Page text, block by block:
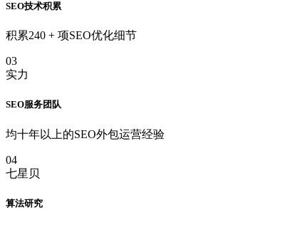
SEO技术积累
积累240 + 项SEO优化细节
03
实力
SEO服务团队
均十年以上的SEO外包运营经验
04
七星贝
算法研究